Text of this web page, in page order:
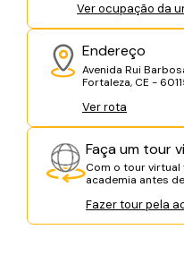
Ver ocupação da
Endereço
Avenida Rui
Fortaleza, CE -
Ver rota
Faça um tour
Com o tour virtual
academia antes
Fazer tour pela